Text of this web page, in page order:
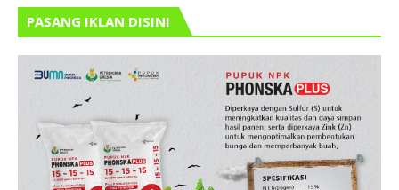
PASANG IKLAN DISINI